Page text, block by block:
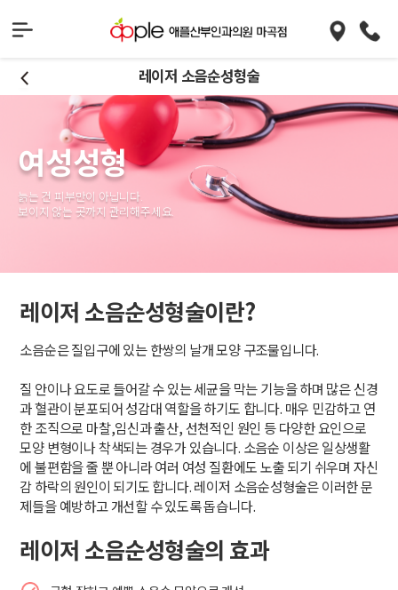
레이저 소음순성형술
여성성형
늙는 건 피부만이 아닙니다.
보이지 않는 곳까지 관리해주세요.
레이저 소음순성형술이란?
소음순은 질입구에 있는 한쌍의 날개 모양 구조물입니다.
질 안이나 요도로 들어갈 수 있는 세균을 막는 기능을 하며 많은 신경
과 혈관이 분포되어 성감대 역할을 하기도 합니다. 매우 민감하고 연
한 조직으로 마찰,임신과 출산, 선천적인 원인 등 다양한 요인으로
모양 변형이나 착색되는 경우가 있습니다. 소음순 이상은 일상생활
에 불편함을 줄 뿐 아니라 여러 여성 질환에도 노출 되기 쉬우며 자신
감 하락의 원인이 되기도 합니다. 레이저 소음순성형술은 이러한 문
제들을 예방하고 개선할 수 있도록 돕습니다.
레이저 소음순성형술의 효과